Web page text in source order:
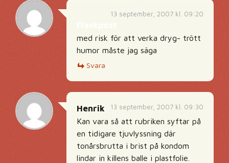
13 september, 2007 kl. 09:20
med risk för att verka dryg- trött
humor måste jag säga
Svara
13 september, 2007 kl. 09:30
Henrik
Kan vara så att rubriken syftar på
en tidigare tjuvlyssning där
tonårsbrutta i brist på kondom
lindar in killens balle i plastfolie.